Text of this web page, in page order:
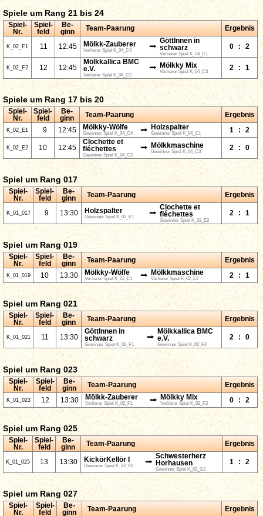
Spiele um Rang 21 bis 24
Spiel-
Nr.
Spiel-
feld
Be-
ginn
Team-Paarung Ergebnis
K_02_F1 11 12:45 Mölkk-Zauberer
Verlierer Spiel K_04_C4 ⭢
GöttInnen in
schwarz
Verlierer Spiel K_04_C1
0 : 2
K_02_F2 12 12:45
Mölkkallica BMC
e.V.
Verlierer Spiel K_04_C2
⭢ Mölkky Mix
Verlierer Spiel K_04_C3
2 : 1
Spiele um Rang 17 bis 20
Spiel-
Nr.
Spiel-
feld
Be-
ginn
Team-Paarung Ergebnis
K_02_E1 9 12:45 Mölkky-Wölfe
Gewinner Spiel K_04_C4 ⭢ Holzspalter
Gewinner Spiel K_04_C1 1 : 2
K_02_E2 10 12:45
Clochette et
fléchettes
Gewinner Spiel K_04_C2
⭢ Mölkkmaschine
Gewinner Spiel K_04_C3
2 : 0
Spiel um Rang 017
Spiel-
Nr.
Spiel-
feld
Be-
ginn
Team-Paarung Ergebnis
K_01_017 9 13:30 Holzspalter
Gewinner Spiel K_02_E1 ⭢
Clochette et
fléchettes
Gewinner Spiel K_02_E2
2 : 1
Spiel um Rang 019
Spiel-
Nr.
Spiel-
feld
Be-
ginn
Team-Paarung Ergebnis
K_01_019 10 13:30 Mölkky-Wölfe
Verlierer Spiel K_02_E1 ⭢ Mölkkmaschine
Verlierer Spiel K_02_E2 2 : 1
Spiel um Rang 021
Spiel-
Nr.
Spiel-
feld
Be-
ginn
Team-Paarung Ergebnis
K_01_021 11 13:30
GöttInnen in
schwarz
Gewinner Spiel K_02_F1
⭢
Mölkkallica BMC
e.V.
Gewinner Spiel K_02_F2
2 : 0
Spiel um Rang 023
Spiel-
Nr.
Spiel-
feld
Be-
ginn
Team-Paarung Ergebnis
K_01_023 12 13:30 Mölkk-Zauberer
Verlierer Spiel K_02_F1 ⭢ Mölkky Mix
Verlierer Spiel K_02_F2 0 : 2
Spiel um Rang 025
Spiel-
Nr.
Spiel-
feld
Be-
ginn
Team-Paarung Ergebnis
K_01_025 13 13:30 KickörKellör I
Gewinner Spiel K_02_G1 ⭢
Schwesterherz
Horhausen
Gewinner Spiel K_02_G2
1 : 2
Spiel um Rang 027
Spiel-
Nr.
Spiel-
feld
Be-
ginn
Team-Paarung Ergebnis